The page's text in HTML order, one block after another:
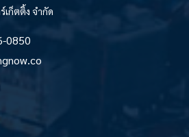
เก็ตติ้ง จำกัด
0850